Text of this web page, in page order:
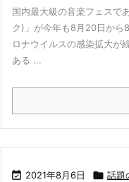
国内最大級の音楽フェスで
ク)」が今年も8月20日から
ロナウイルスの感染拡大が
ある ...
 2021年8月6日  話題